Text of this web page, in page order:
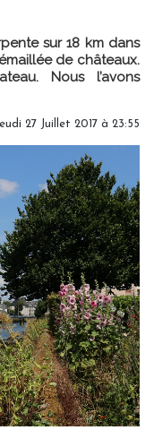
sur 18 km dans
de châteaux.
Nous l’avons
27 Juillet 2017 à 23:55